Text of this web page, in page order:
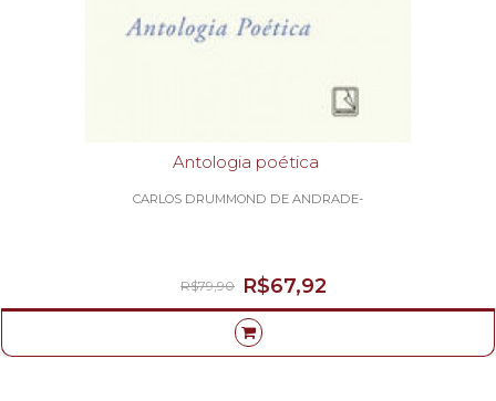
Antologia poética
CARLOS DRUMMOND DE ANDRADE-
R$67,92
R$79,90